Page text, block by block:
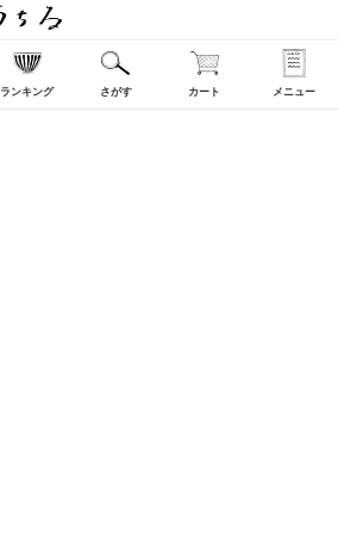
ランキング さがす カート メニュー